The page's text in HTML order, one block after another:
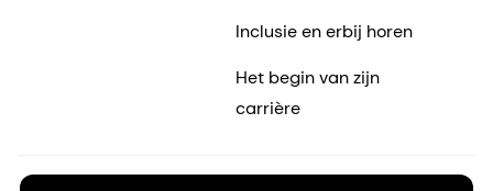
Inclusie en erbij horen
Het begin van zijn
carrière